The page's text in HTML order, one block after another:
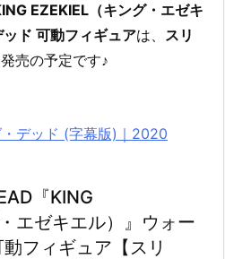
EZEKIEL（キング・エゼキ
ド 可動フィギュアは、 スリ
発売の予定です♪
・デッド (字幕版)｜2020
『KING
エゼキエル）』ウォー
フィギュア【スリ